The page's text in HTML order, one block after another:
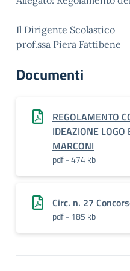
Il Dirigente Scolastico
prof.ssa Piera Fattibene
Documenti
REGOLAMENTO
IDEAZIONE LOGO
MARCONI
pdf - 474 kb
Circ. n. 27
pdf - 185 kb